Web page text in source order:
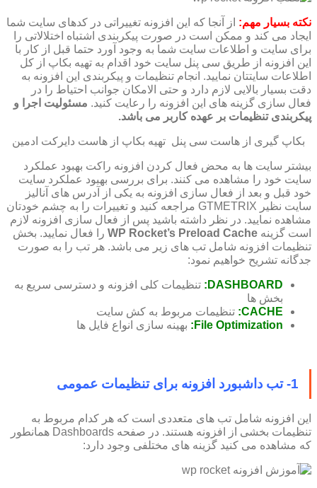
نکته بسیار مهم: از آنجا که این افزونه تغییراتی در کدهای سایت شما
ایجاد می کند و ممکن است در صورت پیکربندی اشتباه اختلالاتی را
برای سایت و اطلاعات سایت شما به وجود آورد حتما قبل از کار با
این افزونه از طریق سی پنل سایت خود اقدام به تهیه بکاپ از کل
اطلاعات سایتتان نمایید. انجام تنظیمات و پیکربندی این افزونه به
دقت بسیار بالایی لازم دارد و حتی الامکان جوانب احتیاط را در
فعال سازی گزینه های این افزونه را رعایت کنید. مسئولیت اجرا و
پیکربندی تنظیمات بر عهده کاربر می باشد.
بکاپ گیری از هاست سی پنل تهیه بکاپ از هاست دایرکت ادمین
بیشتر سایت ها به محض فعال کردن افزونه راکت بهبود عملکرد
سایت خود را مشاهده می کنند. برای بررسی بهبود عملکرد سایت
خود قبل و بعد از فعال سازی افزونه به یکی از آدرس های آنالیز
سایت نظیر GTMETRIX مراجعه کنید و تغییرات را به چشم خودتان
مشاهده نمایید. در نظر داشته باشید پس از فعال سازی افزونه لازم
است گزینه WP Rocket’s Preload Cache را فعال نمایید. بخش
تنظیمات افزونه شامل تب های زیر می باشد. هر تب را به صورت
جدگانه تشریح خواهیم نمود:
DASHBOARD:
تنظیمات کلی افزونه و دسترسی سریع به
بخش ها
CACHE: تنظیمات مربوط به کش سایت
File Optimization:
بهینه سازی انواع فایل ها
1- تب داشبورد افزونه برای تنظیمات عمومی
این افزونه شامل تب های متعددی است که هر کدام مربوط به
تنظیمات بخشی از افزونه هستند. در صفحه Dashboards همانطور
که مشاهده می کنید گزینه های مختلفی وجود دارد: